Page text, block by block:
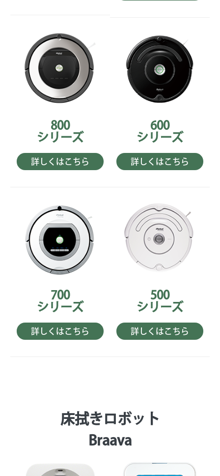
800
シリーズ
詳しくはこちら
600
シリーズ
詳しくはこちら
700
シリーズ
詳しくはこちら
500
シリーズ
詳しくはこちら
床拭きロボット
Braava